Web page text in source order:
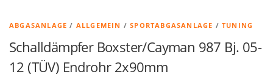
ABGASANLAGE / ALLGEMEIN /SPORTABGASANLAGE /TUNING
Schalldämpfer Boxster/Cayman 987 Bj. 05-
12 (TÜV) Endrohr 2x90mm